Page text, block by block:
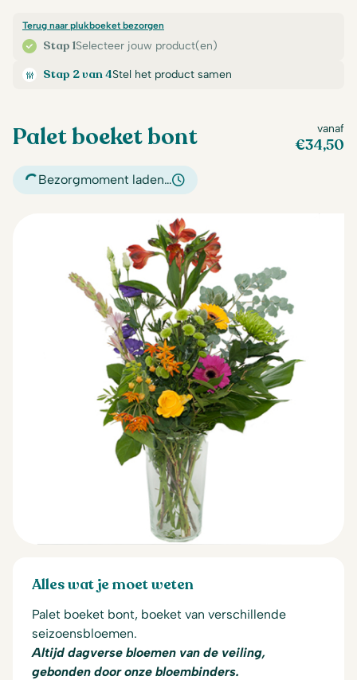
Stap 1Selecteer jouw product(en)
Terug naar plukboeket bezorgen
Stap 2 van 4Stel het product samen
Palet boeket bont vanaf
€34,50
Bezorgmoment laden…
Alles wat je moet weten
Palet boeket bont, boeket van verschillende
seizoensbloemen.
Altijd dagverse bloemen van de veiling,
gebonden door onze bloembinders.